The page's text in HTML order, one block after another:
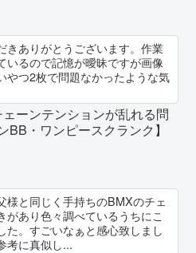
きありがとうございます。作業
いるので記憶が曖昧ですが画像
やつ2枚で問題なかったような気
ーンテンションが乱れる問
・ワンピースクランク】
様と同じく手持ちのBMXのチェ
あり色々調べているうちにこ
た。すごいなぁと感心致しまし
考に真似し...